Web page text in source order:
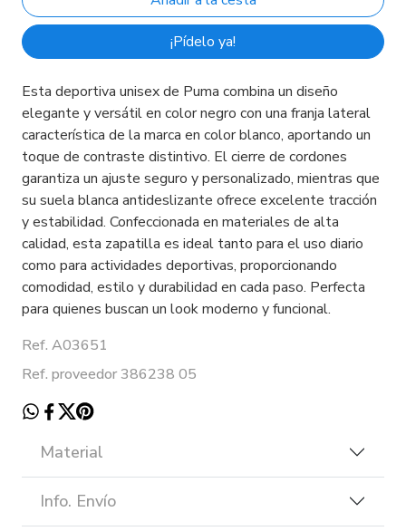
¡Pídelo ya!
Esta deportiva unisex de Puma combina un diseño
elegante y versátil en color negro con una franja lateral
característica de la marca en color blanco, aportando un
toque de contraste distintivo. El cierre de cordones
garantiza un ajuste seguro y personalizado, mientras que
su suela blanca antideslizante ofrece excelente tracción
y estabilidad. Confeccionada en materiales de alta
calidad, esta zapatilla es ideal tanto para el uso diario
como para actividades deportivas, proporcionando
comodidad, estilo y durabilidad en cada paso. Perfecta
para quienes buscan un look moderno y funcional.
Ref. A03651
Ref. proveedor 386238 05
Material
Info. Envío